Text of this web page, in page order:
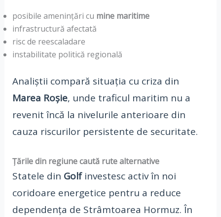
posibile amenințări cu mine maritime
infrastructură afectată
risc de reescaladare
instabilitate politică regională
Analiștii compară situația cu criza din
Marea Roșie, unde traficul maritim nu a
revenit încă la nivelurile anterioare din
cauza riscurilor persistente de securitate.
Țările din regiune caută rute alternative
Statele din Golfinvestesc activ în noi
coridoare energetice pentru a reduce
dependența de Strâmtoarea Hormuz. În